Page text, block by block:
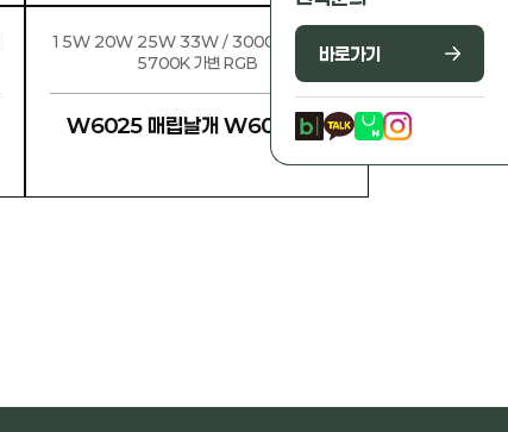
바로가기
15W 20W 25W 33W / 3000K 4000K
5700K 가변 RGB
W6025 매립날개 W60xH25